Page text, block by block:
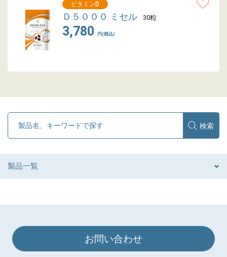
ビタミンD
Ｄ５０００ ミセル 30粒
3,780 円(税込)
製品一覧
お問い合わせ